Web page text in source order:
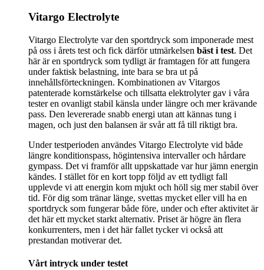
Vitargo Electrolyte
Vitargo Electrolyte var den sportdryck som imponerade mest
på oss i årets test och fick därför utmärkelsen bäst i test. Det
här är en sportdryck som tydligt är framtagen för att fungera
under faktisk belastning, inte bara se bra ut på
innehållsförteckningen. Kombinationen av Vitargos
patenterade kornstärkelse och tillsatta elektrolyter gav i våra
tester en ovanligt stabil känsla under längre och mer krävande
pass. Den levererade snabb energi utan att kännas tung i
magen, och just den balansen är svår att få till riktigt bra.
Under testperioden användes Vitargo Electrolyte vid både
längre konditionspass, högintensiva intervaller och hårdare
gympass. Det vi framför allt uppskattade var hur jämn energin
kändes. I stället för en kort topp följd av ett tydligt fall
upplevde vi att energin kom mjukt och höll sig mer stabil över
tid. För dig som tränar länge, svettas mycket eller vill ha en
sportdryck som fungerar både före, under och efter aktivitet är
det här ett mycket starkt alternativ. Priset är högre än flera
konkurrenters, men i det här fallet tycker vi också att
prestandan motiverar det.
Vårt intryck under testet